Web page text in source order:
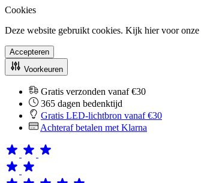
Cookies
Deze website gebruikt cookies. Kijk hier voor onze
Accepteren
Voorkeuren
Gratis verzonden vanaf €30
365 dagen bedenktijd
Gratis LED-lichtbron vanaf €30
Achteraf betalen met Klarna